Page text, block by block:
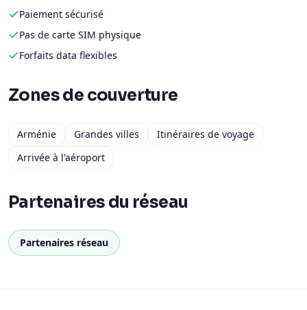
Paiement sécurisé
Pas de carte SIM physique
Forfaits data flexibles
Zones de couverture
Arménie Grandes villes
Itinéraires de voyage
Arrivée à l'aéroport
Partenaires du réseau
Partenaires réseau